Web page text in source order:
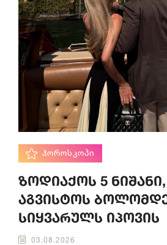
ᲰᲝᲠᲝᲡᲙᲝᲞᲘ
ზოდიაქოს 5
აგვისტოს
სიყვარულს იპოვის
03.08.2026